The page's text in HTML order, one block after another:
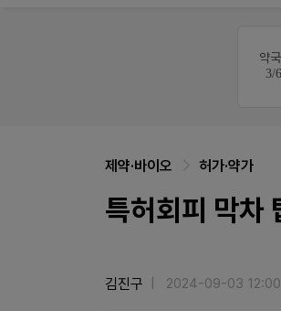
약
3/6
제약·바이오 허가·약가
특허회피 막차
김진구 2024-09-03